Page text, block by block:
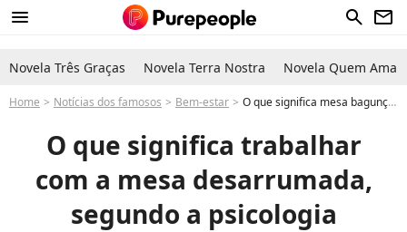
menu search newsletter
Novela Três Graças Novela Terra Nostra Novela Quem Ama
Home Notícias dos famosos Bem-estar O que significa mesa bagunçada desarrumada no trabalho? Psicologia explica como organização pode definir personalidade
O que significa trabalhar
com a mesa desarrumada,
segundo a psicologia